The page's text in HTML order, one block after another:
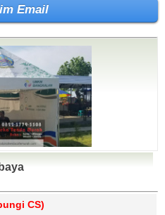
Email
CS)